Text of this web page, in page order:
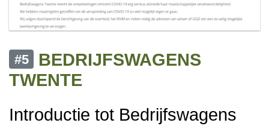
#5
BEDRIJFSWAGENS
TWENTE
Introductie tot Bedrijfswagens